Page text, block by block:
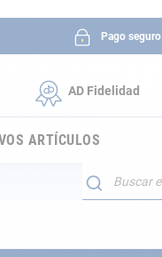
Pago seguro
AD Fidelidad
ARTÍCULOS
Buscar